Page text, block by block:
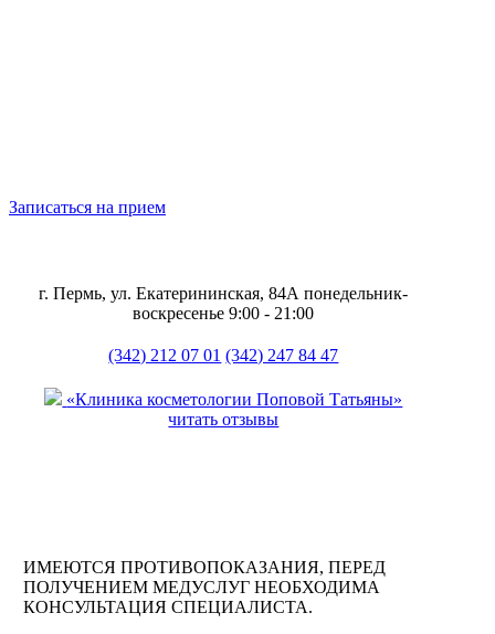
Записаться на прием
г. Пермь, ул. Екатерининская, 84Апонедельник-
воскресенье 9:00 - 21:00
(342) 212 07 01 (342) 247 84 47
«Клиника косметологии Поповой Татьяны»
читать отзывы
ИМЕЮТСЯ ПРОТИВОПОКАЗАНИЯ, ПЕРЕД
ПОЛУЧЕНИЕМ МЕДУСЛУГ НЕОБХОДИМА
КОНСУЛЬТАЦИЯ СПЕЦИАЛИСТА.